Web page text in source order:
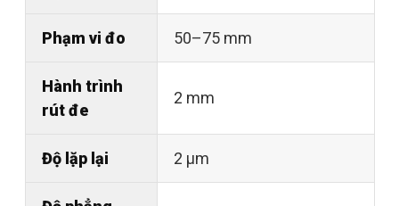
Phạm vi đo 50–75 mm
Hành trình
rút đe
2 mm
Độ lặp lại 2 µm